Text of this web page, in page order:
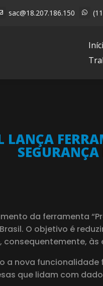
sac@18.207.186.150 
LANÇA
da ferramenta
O objetivo é
a nova
que lidam com